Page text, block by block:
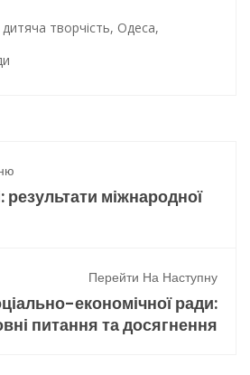
дитяча творчість, Одеса,
результати міжнародної
Перейти На Наступну
економічної ради:
питання та досягнення